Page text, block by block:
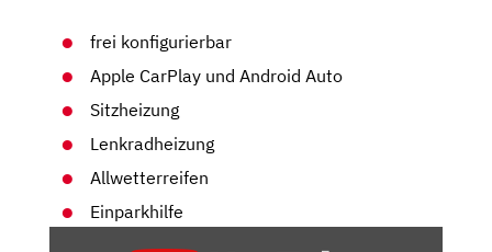
frei konfigurierbar
Apple CarPlay und Android Auto
Sitzheizung
Lenkradheizung
Allwetterreifen
Einparkhilfe